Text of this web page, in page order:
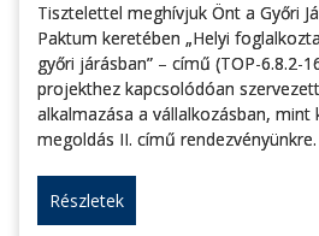
Tisztelettel meghívjuk Önt a Győri
Paktum keretében „Helyi
győri járásban” – című (TOP-6.8.2-
projekthez kapcsolódóan
alkalmazása a vállalkozásban,
megoldás II. című rendezvényünkre.
Részletek